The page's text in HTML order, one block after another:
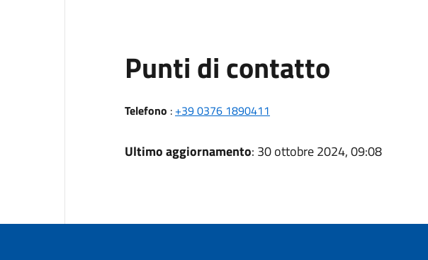
Punti di contatto
Telefono : +39 0376 1890411
Ultimo aggiornamento: 30 ottobre 2024, 09:08